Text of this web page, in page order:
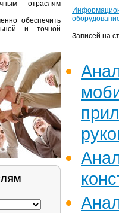
отраслям
обеспечить
и точной
Записей на